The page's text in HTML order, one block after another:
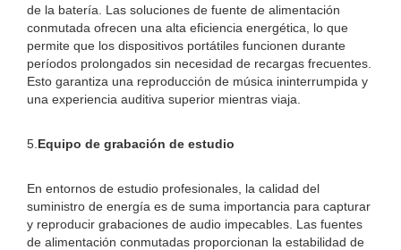
de la batería. Las soluciones de fuente de alimentación
conmutada ofrecen una alta eficiencia energética, lo que
permite que los dispositivos portátiles funcionen durante
períodos prolongados sin necesidad de recargas frecuentes.
Esto garantiza una reproducción de música ininterrumpida y
una experiencia auditiva superior mientras viaja.
5. Equipo de grabación de estudio
En entornos de estudio profesionales, la calidad del
suministro de energía es de suma importancia para capturar
y reproducir grabaciones de audio impecables. Las fuentes
de alimentación conmutadas proporcionan la estabilidad de